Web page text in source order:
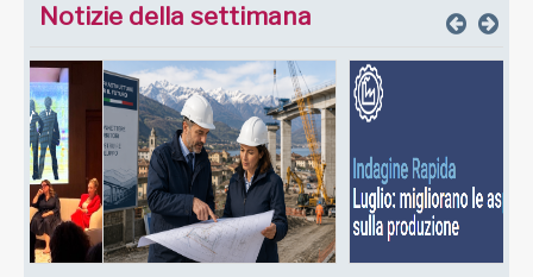
Notizie della settimana